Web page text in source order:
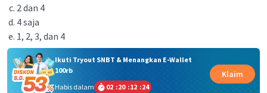
2 dan 4
4 saja
1, 2, 3, dan 4
Ikuti Tryout SNBT & Menangkan E-Wallet
100rb
Habis dalam
02 :20 :12 :24
Klaim